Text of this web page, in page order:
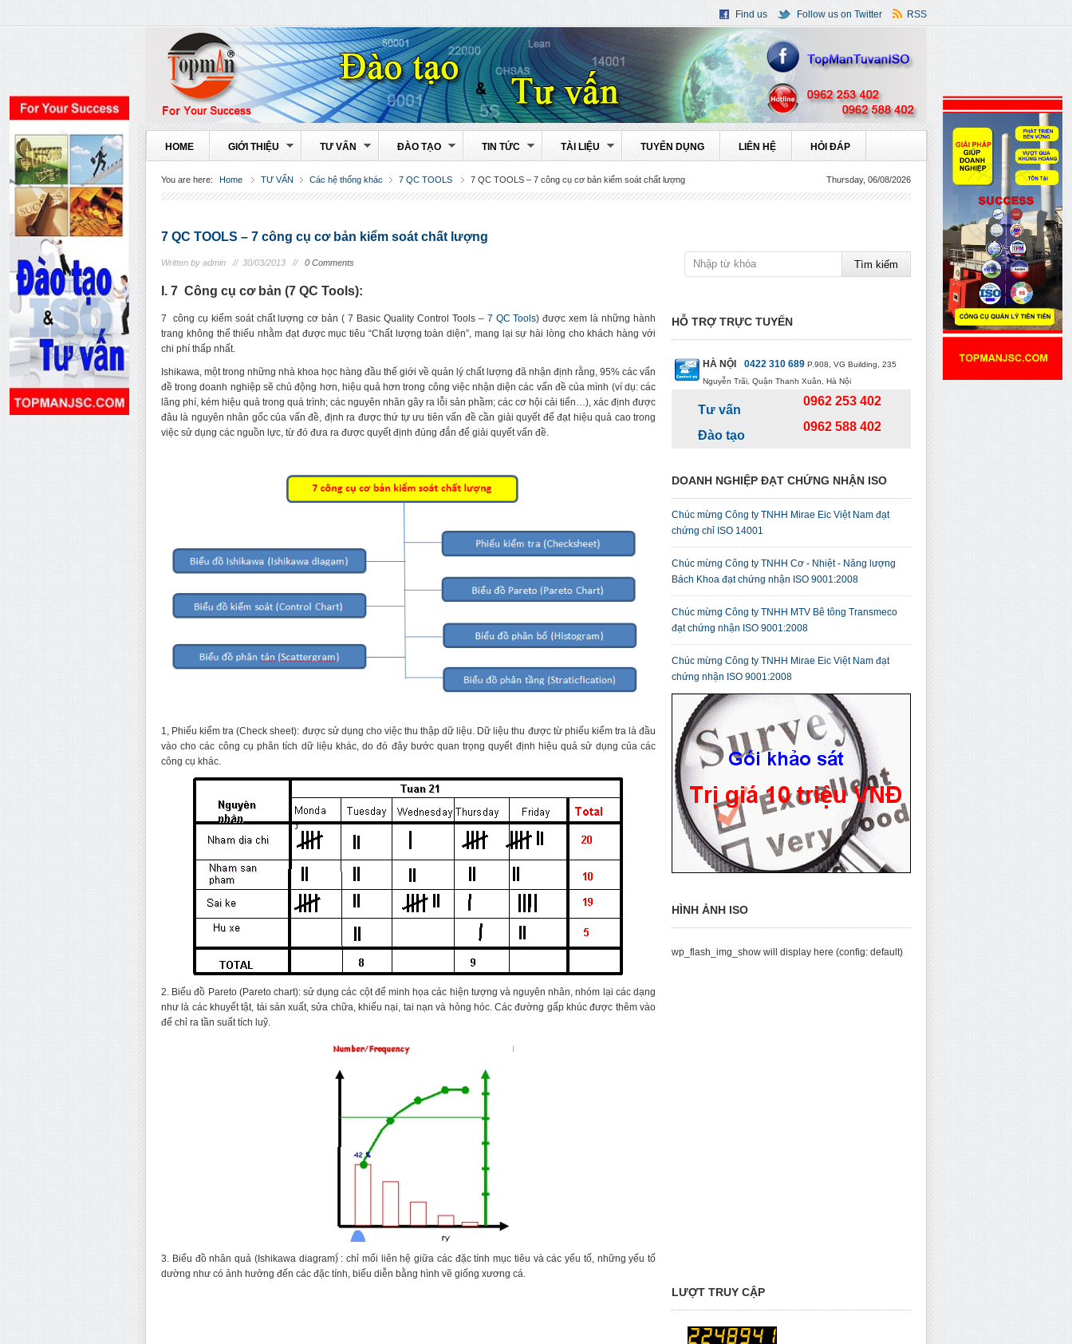
Find us Follow us on Twitter RSS
HOME GIỚI THIỆU TƯ VẤN ĐÀO TẠO TIN TỨC TÀI LIỆU TUYỂN DỤNG LIÊN HỆ HỎI ĐÁP
You are here: Home TƯ VẤN Các hệ thống khác 7 QC TOOLS 7 QC TOOLS – 7 công cụ cơ bản kiểm soát chất lượng Thursday, 06/08/2026
7 QC TOOLS – 7 công cụ cơ bản kiểm soát chất lượng
Written by admin // 30/03/2013 // 0 Comments
I. 7 Công cụ cơ bản (7 QC Tools):
7 công cụ kiểm soát chất lượng cơ bản ( 7 Basic Quality Control Tools – 7 QC Tools) được xem là những hành
trang không thể thiếu nhằm đạt được mục tiêu “Chất lượng toàn diện”, mang lại sự hài lòng cho khách hàng với
chi phí thấp nhất.
Ishikawa, một trong những nhà khoa học hàng đầu thế giới về quản lý chất lượng đã nhận định rằng, 95% các vấn
đề trong doanh nghiệp sẽ chủ động hơn, hiệu quả hơn trong công việc nhận diện các vấn đề của mình (ví dụ: các
lãng phí, kém hiệu quả trong quá trình; các nguyên nhân gây ra lỗi sản phầm; các cơ hội cải tiến…), xác định được
đâu là nguyên nhân gốc của vấn đề, định ra được thứ tự ưu tiên vấn đề cần giải quyết để đạt hiệu quả cao trong
việc sử dụng các nguồn lực, từ đó đưa ra được quyết định đúng đắn để giải quyết vấn đề.
1, Phiếu kiểm tra (Check sheet): được sử dụng cho việc thu thập dữ liệu. Dữ liệu thu được từ phiếu kiểm tra là đầu
vào cho các công cụ phân tích dữ liệu khác, do đó đây bước quan trọng quyết định hiệu quả sử dụng của các
công cụ khác.
2. Biểu đồ Pareto (Pareto chart): sử dụng các cột để minh họa các hiện tượng và nguyên nhân, nhóm lại các dạng
như là các khuyết tật, tái sản xuất, sửa chữa, khiếu nại, tai nạn và hỏng hóc. Các đường gấp khúc được thêm vào
để chỉ ra tần suất tích luỹ.
3. Biểu đồ nhân quả (Ishikawa diagram)́ : chỉ mối liên hệ giữa các đặc tính mục tiêu và các yếu tố, những yếu tố
dường như có ảnh hưởng đến các đặc tính, biểu diễn bằng hình vẽ giống xương cá.
HỖ TRỢ TRỰC TUYẾN
HÀ NỘI 0422 310 689 P.908, VG Building, 235
Nguyễn Trãi, Quận Thanh Xuân, Hà Nội
Tư vấn
0962 253 402
Đào tạo
0962 588 402
DOANH NGHIỆP ĐẠT CHỨNG NHẬN ISO
Chúc mừng Công ty TNHH Mirae Eic Việt Nam đạt
chứng chỉ ISO 14001
Chúc mừng Công ty TNHH Cơ - Nhiệt - Năng lượng
Bách Khoa đạt chứng nhận ISO 9001:2008
Chúc mừng Công ty TNHH MTV Bê tông Transmeco
đạt chứng nhận ISO 9001:2008
Chúc mừng Công ty TNHH Mirae Eic Việt Nam đạt
chứng nhận ISO 9001:2008
HÌNH ẢNH ISO
wp_flash_img_show will display here (config: default)
LƯỢT TRUY CẬP